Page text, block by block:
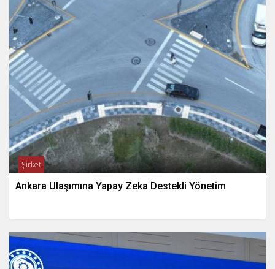
Şirket
Ankara Ulaşımına Yapay Zeka Destekli Yönetim